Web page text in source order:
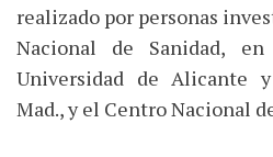
realizado por personas
Nacional de Sanidad,
Universidad de Alicante
Mad., y el Centro Nacional